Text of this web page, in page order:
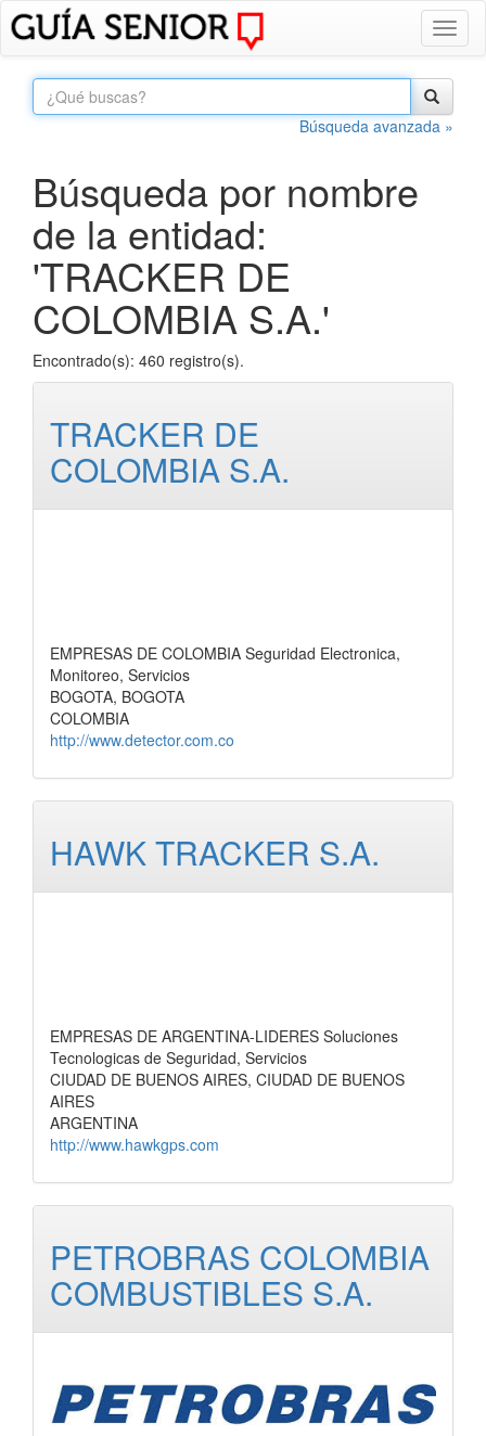
Búsqueda avanzada »
Búsqueda por nombre
de la entidad:
'TRACKER DE
COLOMBIA S.A.'
Encontrado(s): 460 registro(s).
TRACKER DE
COLOMBIA S.A.
EMPRESAS DE COLOMBIA Seguridad Electronica,
Monitoreo, Servicios
BOGOTA, BOGOTA
COLOMBIA
http://www.detector.com.co
HAWK TRACKER S.A.
EMPRESAS DE ARGENTINA-LIDERES Soluciones
Tecnologicas de Seguridad, Servicios
CIUDAD DE BUENOS AIRES, CIUDAD DE BUENOS
AIRES
ARGENTINA
http://www.hawkgps.com
PETROBRAS COLOMBIA
COMBUSTIBLES S.A.